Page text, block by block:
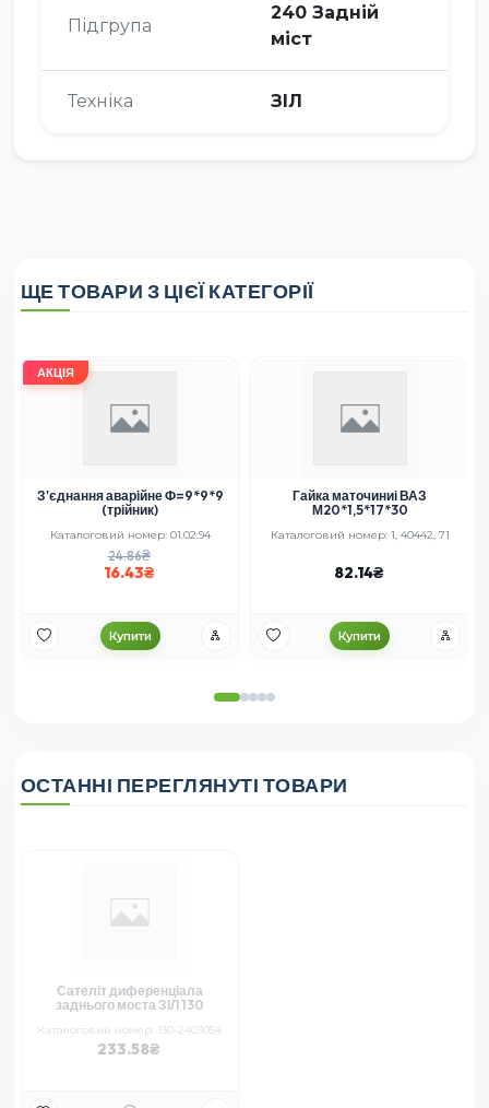
Підгрупа
240 Задній
міст
Техніка ЗІЛ
ЩЕ ТОВАРИ З ЦІЄЇ КАТЕГОРІЇ
АКЦІЯ
З'єднання аварійне Ф=9*9*9
(трійник)
Каталоговий номер: 01.02.94
24.86
16.43
Купити
Гайка маточиниі ВАЗ
М20*1,5*17*30
Каталоговий номер: 1, 40442, 71
82.14
Купити
ОСТАННІ ПЕРЕГЛЯНУТІ ТОВАРИ
Сателіт диференціала
заднього моста ЗІЛ 130
Каталоговий номер: 130-2403054
233.58